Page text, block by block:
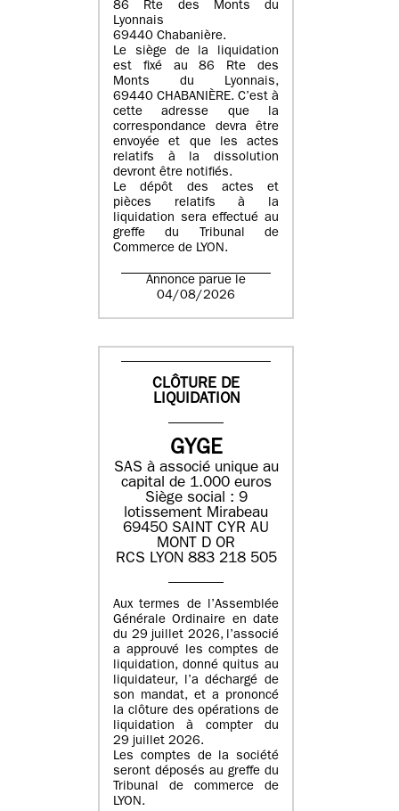
86 Rte des Monts du
Lyonnais
69440 Chabanière.
Le siège de la liquidation
est fixé au 86 Rte des
Monts du Lyonnais,
69440 CHABANIÈRE. C’est à
cette adresse que la
correspondance devra être
envoyée et que les actes
relatifs à la dissolution
devront être notifiés.
Le dépôt des actes et
pièces relatifs à la
liquidation sera effectué au
greffe du Tribunal de
Commerce de LYON.
Annonce parue le
04/08/2026
CLÔTURE DE
LIQUIDATION
GYGE
SAS à associé unique au
capital de 1.000 euros
Siège social : 9
lotissement Mirabeau
69450 SAINT CYR AU
MONT D OR
RCS LYON 883 218 505
Aux termes de l’Assemblée
Générale Ordinaire en date
du 29 juillet 2026, l’associé
a approuvé les comptes de
liquidation, donné quitus au
liquidateur, l’a déchargé de
son mandat, et a prononcé
la clôture des opérations de
liquidation à compter du
29 juillet 2026.
Les comptes de la société
seront déposés au greffe du
Tribunal de commerce de
LYON.